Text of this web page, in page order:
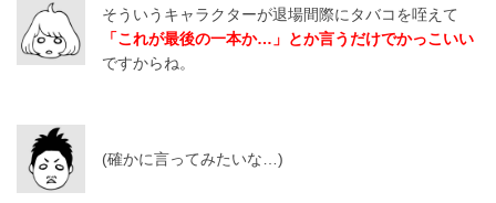
そういうキャラクターが退場間際にタバコを咥えて
「これが最後の一本か…」とか言うだけでかっこいい
ですからね。
(確かに言ってみたいな…)